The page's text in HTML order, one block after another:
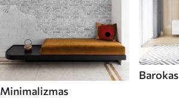
Minimalizmas
Barokas